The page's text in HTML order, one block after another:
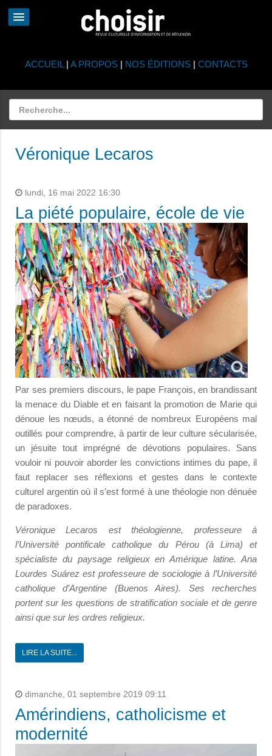
ACCUEIL | A PROPOS| NOS ÉDITIONS| CONTACTS
Véronique Lecaros
lundi, 16 mai 2022 16:30
La piété populaire, école de vie
Par ses premiers discours, le pape François, en brandissant
la menace du Diable et en faisant la promotion de Marie qui
dénoue les nœuds, a étonné de nombreux Européens mal
outillés pour comprendre, à partir de leur culture sécularisée,
un jésuite tout imprégné de dévotions populaires. Sans
vouloir ni pouvoir aborder les convictions intimes du pape, il
faut replacer ses réflexions et gestes dans le contexte
culturel argentin où il s’est formé à une théologie non dénuée
de paradoxes.
Véronique Lecaros est théologienne, professeure à
l’Université pontificale catholique du Pérou (à Lima) et
spécialiste du paysage religieux en Amérique latine. Ana
Lourdes Suárez est professeure de sociologie à l’Université
catholique d’Argentine (Buenos Aires). Ses recherches
portent sur les questions de stratification sociale et de genre
ainsi que sur les ordres religieux.
LIRE LA SUITE...
dimanche, 01 septembre 2019 09:11
Amérindiens, catholicisme et
modernité